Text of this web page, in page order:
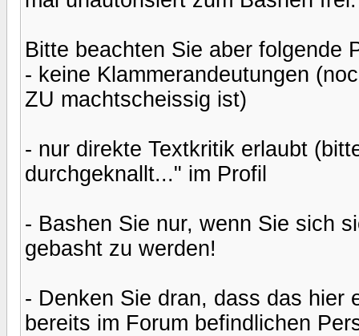
Bitte beachten Sie aber folgende
- keine Klammerandeutungen
ZU machtscheissig ist)
- nur direkte Textkritik erlaubt
durchgeknallt..." im Profil
- Bashen Sie nur, wenn Sie sich
gebasht zu werden!
- Denken Sie dran, dass das hier
bereits im Forum befindlichen